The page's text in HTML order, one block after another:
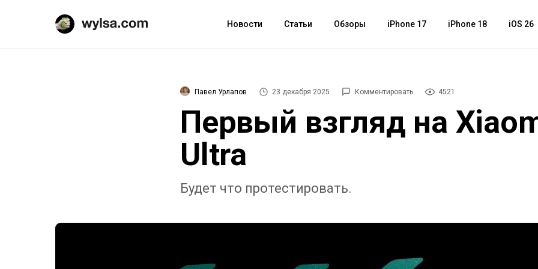
Новости Статьи Обзоры iPhone 17 iPhone 18 iOS 26
Павел Урлапов 23 декабря 2025 Комментировать 4521
Первый взгляд на
Ultra
Будет что протестировать.